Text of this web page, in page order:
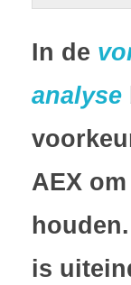
In de
analyse
AEX
is